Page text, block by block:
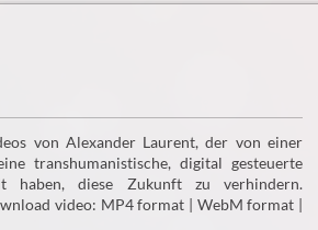
von Alexander Laurent, der von einer
transhumanistische, digital gesteuerte
diese Zukunft zu verhindern.
video: MP4 format | WebM format |